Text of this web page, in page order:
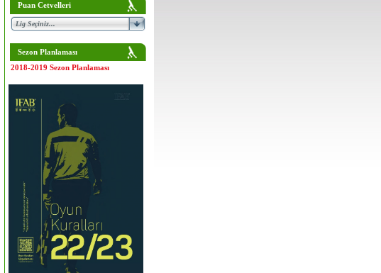
Puan Cetvelleri
Sezon Planlaması
2018-2019 Sezon Planlaması